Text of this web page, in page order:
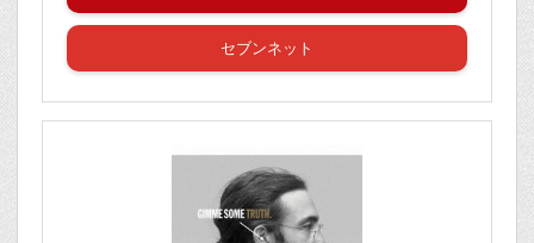
セブンネット